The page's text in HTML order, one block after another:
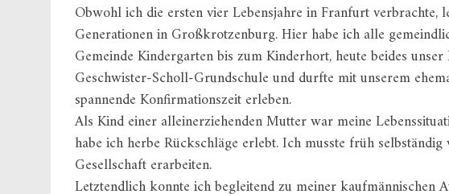
Obwohl ich die ersten vier Lebensjahre in Franfurt verbrachte,
Generationen in Großkrotzenburg. Hier habe ich alle
Gemeinde Kindergarten bis zum Kinderhort, heute beides
Geschwister-Scholl-Grundschule und durfte mit unserem
spannende Konfirmationszeit erleben.
Als Kind einer alleinerziehenden Mutter war meine
habe ich herbe Rückschläge erlebt. Ich musste früh
Gesellschaft erarbeiten.
Letztendlich konnte ich begleitend zu meiner kaufmännischen